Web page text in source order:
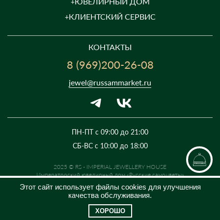
КЛИЕНТСКИЙ СЕРВИС
КОНТАКТЫ
8 (969)200-26-08
ПН-ПТ с 09:00 до 21:00
СБ-ВС с 10:00 до 18:00
jewel@russammarket.ru
2025 © RS - IMPERIAL JEWELLERY HOUSE
Императорский ювелирный дом «Русские самоцветы»
розничной сети могут отличаться. Информация на сайте о товаре носит
рекламный характер и расценивается как приглашение делать
оферты на основании п.1 ст. 437 Гражданского кодекса РФ.
Этот сайт использует файлы cookies для улучшения
качества обслуживания.
ХОРОШО